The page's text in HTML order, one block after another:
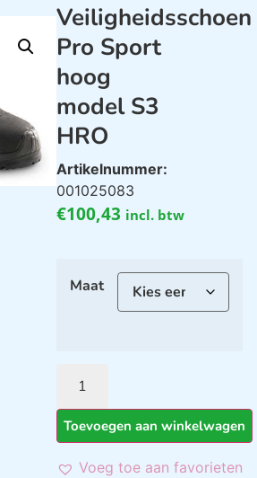
Veiligheidsschoen
Pro Sport
hoog
model S3
HRO
Artikelnummer:
001025083
€100,43 incl. btw
Maat
Toevoegen aan winkelwagen
Voeg toe aan favorieten